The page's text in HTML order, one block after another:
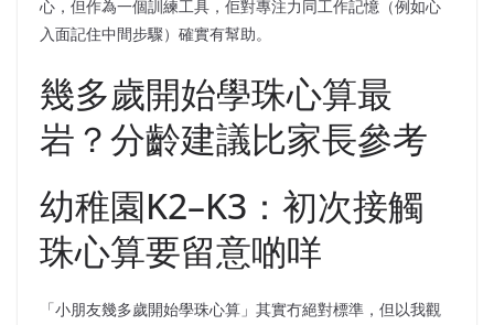
心，但作為一個訓練工具，佢對專注力同工作記憶（例如心
入面記住中間步驟）確實有幫助。
幾多歲開始學珠心算最
岩？分齡建議比家長參考
幼稚園K2–K3：初次接觸
珠心算要留意啲咩
「小朋友幾多歲開始學珠心算」其實冇絕對標準，但以我觀